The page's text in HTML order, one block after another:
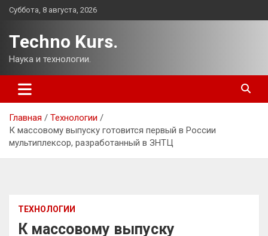
Перейти
Суббота, 8 августа, 2026
Techno Kurs.
Наука и технологии.
Главная
Технологии
К массовому выпуску готовится первый в России
мультиплексор, разработанный в ЗНТЦ
ТЕХНОЛОГИИ
К массовому выпуску